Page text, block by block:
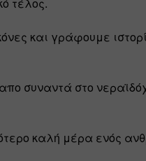
τέλος.
και γράφουμε
συναντά στο
καλή μέρα ενός